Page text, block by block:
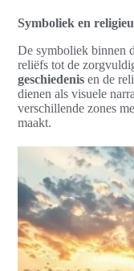
Symboliek en
De symboliek binnen
reliëfs tot de
geschiedenis en de
dienen als visuele
verschillende zones
maakt.